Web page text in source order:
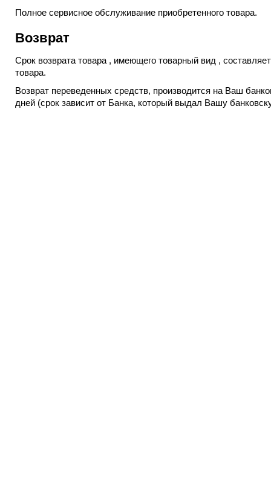
Полное сервисное обслуживание приобретенного товара.
Возврат
Срок возврата товара , имеющего товарный вид ,
товара.
Возврат переведенных средств, производится на Ваш
дней (срок зависит от Банка, который выдал Вашу